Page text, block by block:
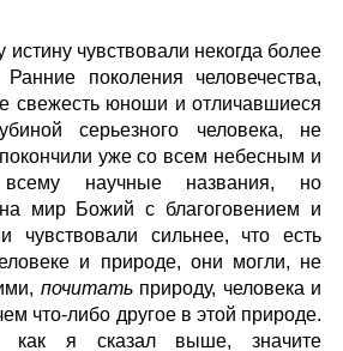
истину чувствовали некогда более
поколения человечества,
свежесть юноши и отличавшиеся
серьезного человека, не
уже со всем небесным и
научные названия, но
мир Божий с благоговением и
чувствовали сильнее, что есть
и природе, они могли, не
почитать природу, человека и
что-либо другое в этой природе.
как я сказал выше, значите